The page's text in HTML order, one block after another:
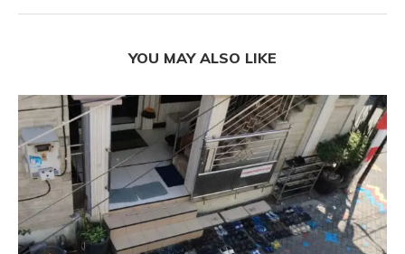
YOU MAY ALSO LIKE